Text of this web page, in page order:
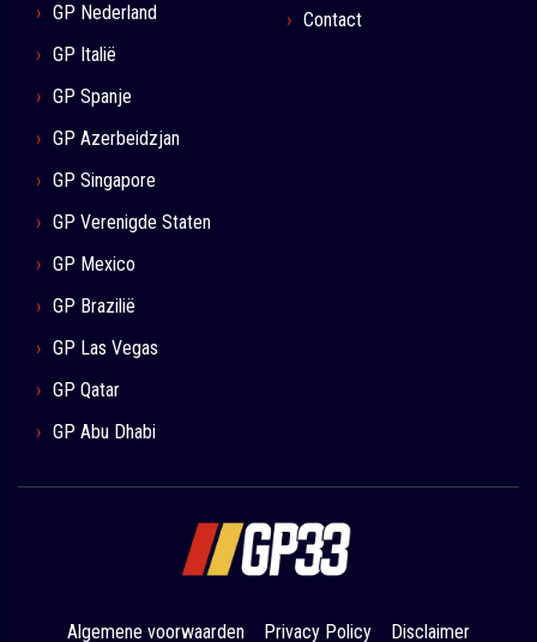
GP Nederland
GP Italië
GP Spanje
GP Azerbeidzjan
GP Singapore
GP Verenigde Staten
GP Mexico
GP Brazilië
GP Las Vegas
GP Qatar
GP Abu Dhabi
Contact
Algemene voorwaarden Privacy Policy Disclaimer